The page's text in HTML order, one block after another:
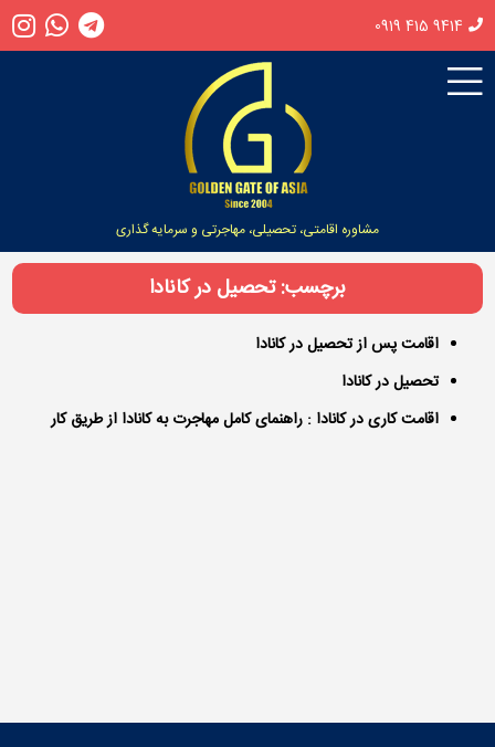
0919 415 9414
مشاوره اقامتی، تحصیلی، مهاجرتی و سرمایه گذاری
برچسب: تحصیل در کانادا
اقامت پس از تحصیل در کانادا
تحصیل در کانادا
اقامت کاری در کانادا : راهنمای کامل مهاجرت به کانادا از طریق کار